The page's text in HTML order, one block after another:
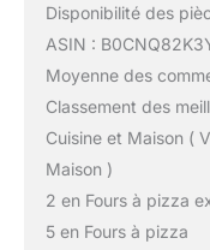
Disponibilité des
ASIN :
Moyenne des
Classement des
Cuisine et Maison (
Maison )
2 en Fours à pizza
5 en Fours à pizza